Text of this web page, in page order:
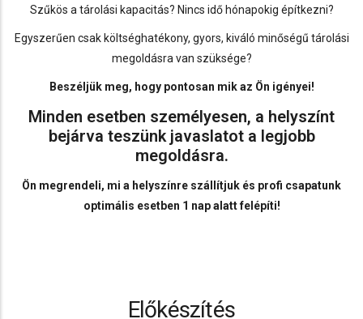
Szűkös a tárolási kapacitás? Nincs idő hónapokig építkezni?
Egyszerűen csak költséghatékony, gyors, kiváló minőségű tárolási
megoldásra van szüksége?
Beszéljük meg, hogy pontosan mik az Ön igényei!
Minden esetben személyesen, a helyszínt
bejárva teszünk javaslatot a legjobb
megoldásra.
Ön megrendeli, mi a helyszínre szállítjuk és profi csapatunk
optimális esetben 1 nap alatt felépíti!
Előkészítés